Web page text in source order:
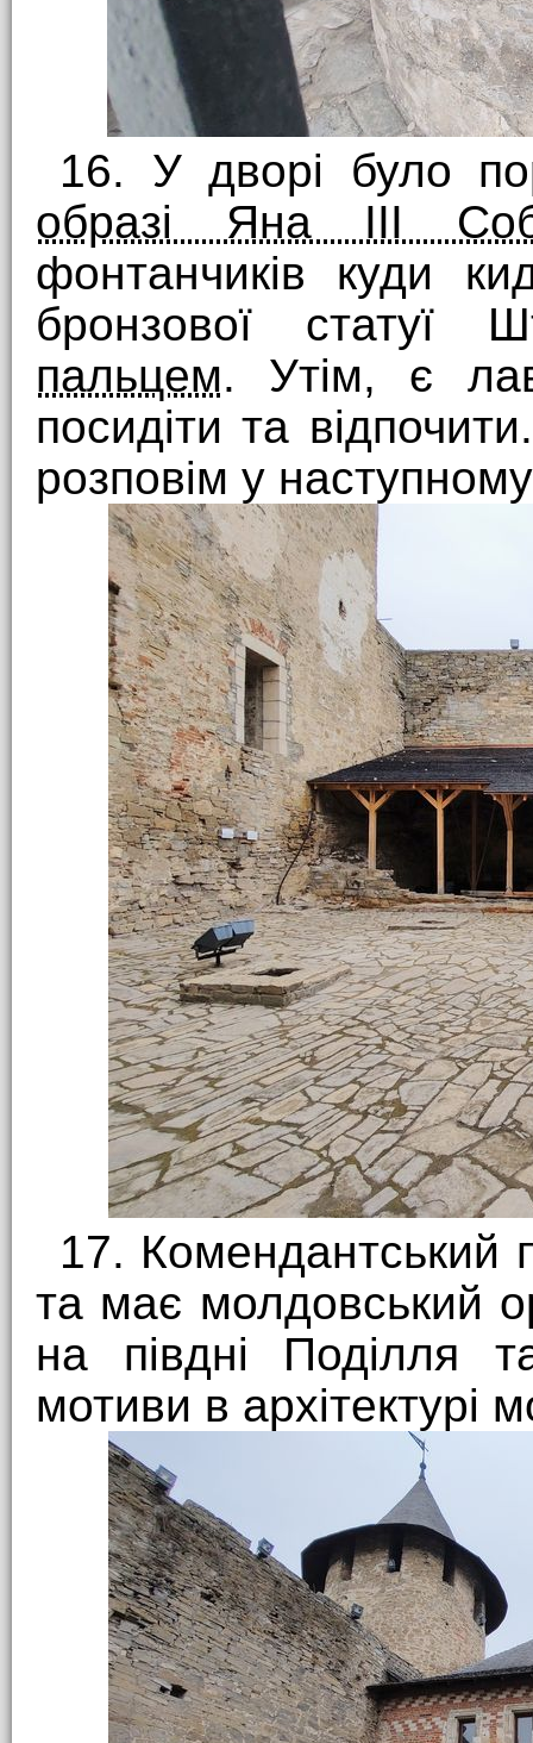
16. У дворі було
образі Яна ІІІ
фонтанчиків куди
бронзової статуї
пальцем. Утім, є
посидіти та
розповім у
17. Комендантський
та має молдовський
на півдні Поділля
мотиви в архітектурі